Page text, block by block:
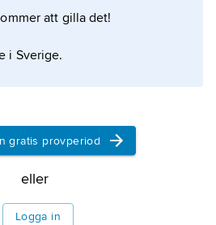
att gilla det!
i Sverige.
gratis provperiod
eller
Logga in